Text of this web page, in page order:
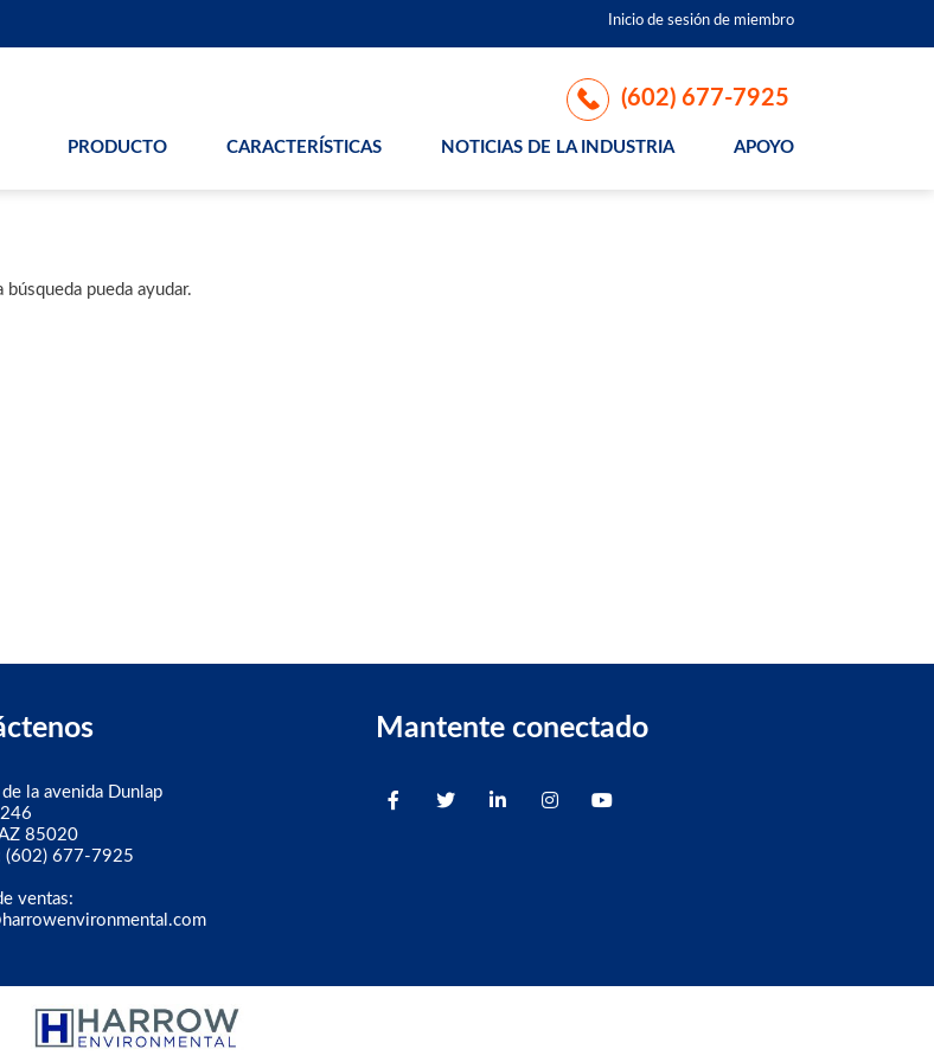
Inicio de sesión de miembro
(602) 677-7925
PRODUCTO CARACTERÍSTICAS NOTICIAS DE LA INDUSTRIA APOYO
pueda ayudar.
la avenida Dunlap
85020
(602) 677-7925
ventas:
Mantente conectado